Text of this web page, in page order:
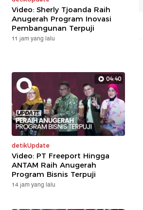
Video: Sherly Tjoanda Raih
Anugerah Program Inovasi
Pembangunan Terpuji
11 jam yang lalu
04:40
detikUpdate
Video: PT Freeport Hingga
ANTAM Raih Anugerah
Program Bisnis Terpuji
14 jam yang lalu